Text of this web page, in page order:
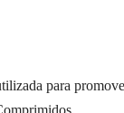
para